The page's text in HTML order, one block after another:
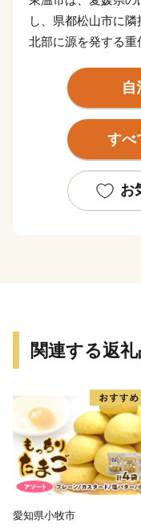
し、県都松山市に隣
北部に源を発する
県立自然公園は、
渓谷を有する里山
設のミュージカル
劇が１年中行われ
いるなど、芸術・
ても近年注目され
自
すべ
お
関連する返
愛知県小牧市